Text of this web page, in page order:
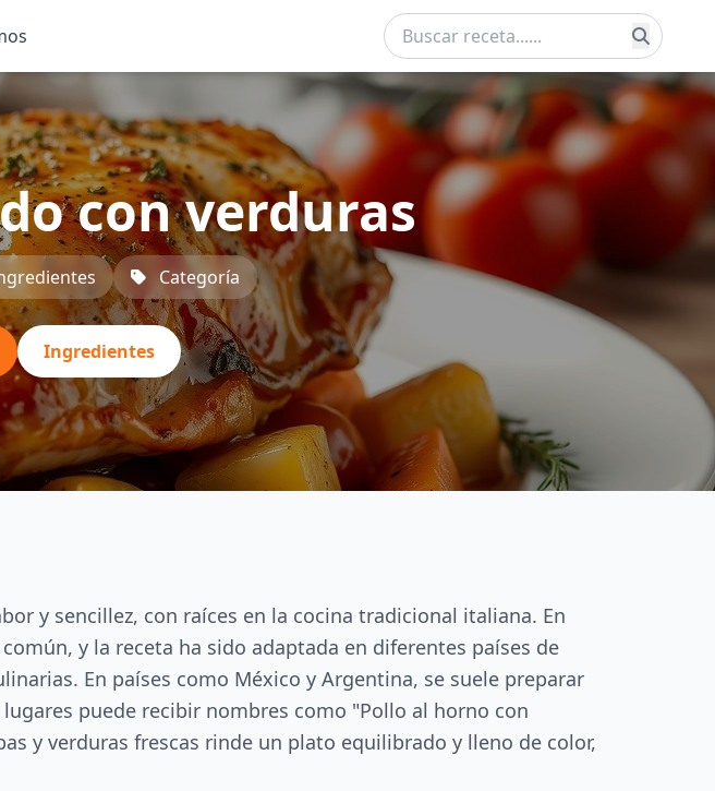
con verduras
Categoría
Ingredientes
y sencillez, con raíces en la cocina tradicional italiana. En
y la receta ha sido adaptada en diferentes países de
En países como México y Argentina, se suele preparar
puede recibir nombres como "Pollo al horno con
y verduras frescas rinde un plato equilibrado y lleno de color,